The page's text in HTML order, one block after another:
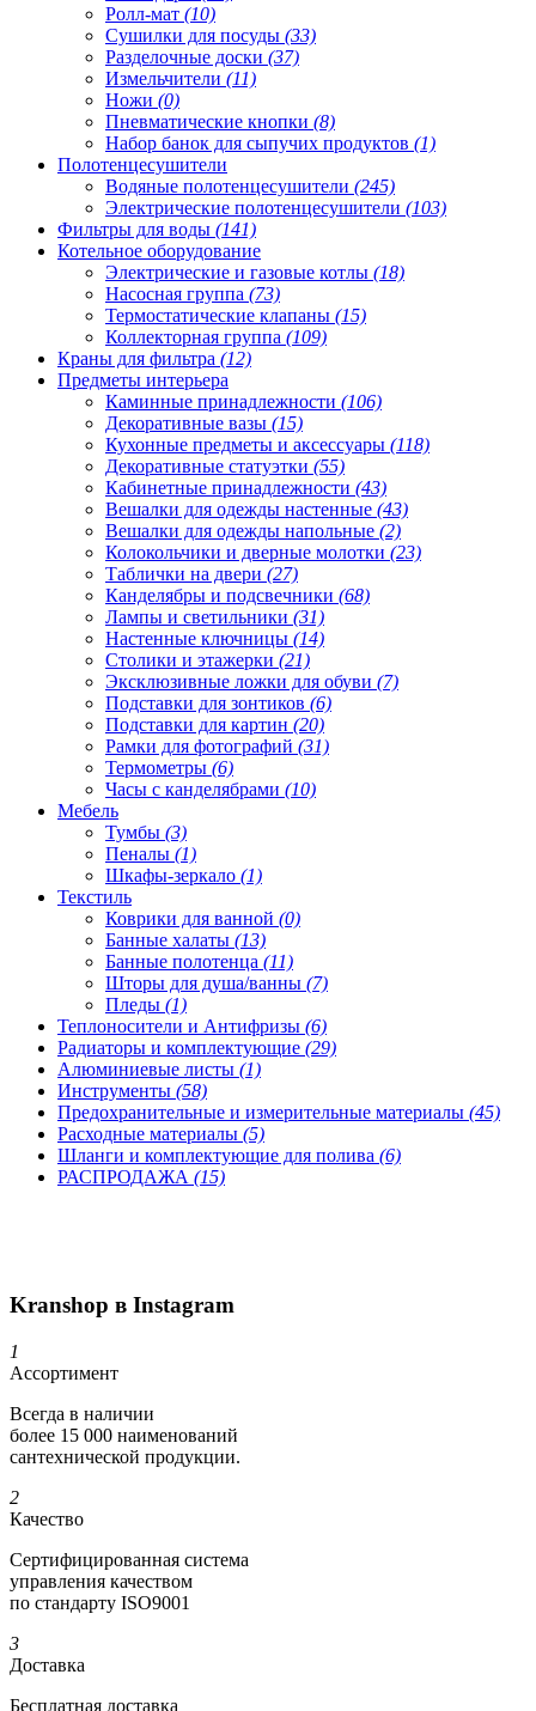
Ролл-мат (10)
Сушилки для посуды (33)
Разделочные доски (37)
Измельчители (11)
Ножи (0)
Пневматические кнопки (8)
Набор банок для сыпучих продуктов (1)
Полотенцесушители
Водяные полотенцесушители (245)
Электрические полотенцесушители (103)
Фильтры для воды (141)
Котельное оборудование
Электрические и газовые котлы (18)
Насосная группа (73)
Термостатические клапаны (15)
Коллекторная группа (109)
Краны для фильтра (12)
Предметы интерьера
Каминные принадлежности (106)
Декоративные вазы (15)
Кухонные предметы и аксессуары (118)
Декоративные статуэтки (55)
Кабинетные принадлежности (43)
Вешалки для одежды настенные (43)
Вешалки для одежды напольные (2)
Колокольчики и дверные молотки (23)
Таблички на двери (27)
Канделябры и подсвечники (68)
Лампы и светильники (31)
Настенные ключницы (14)
Столики и этажерки (21)
Эксклюзивные ложки для обуви (7)
Подставки для зонтиков (6)
Подставки для картин (20)
Рамки для фотографий (31)
Термометры (6)
Часы с канделябрами (10)
Мебель
Тумбы (3)
Пеналы (1)
Шкафы-зеркало (1)
Текстиль
Коврики для ванной (0)
Банные халаты (13)
Банные полотенца (11)
Шторы для душа/ванны (7)
Пледы (1)
Теплоносители и Антифризы (6)
Радиаторы и комплектующие (29)
Алюминиевые листы (1)
Инструменты (58)
Предохранительные и измерительные материалы (45)
Расходные материалы (5)
Шланги и комплектующие для полива (6)
РАСПРОДАЖА (15)
Kranshop в Instagram
1
Ассортимент
Всегда в наличии
более 15 000 наименований
сантехнической продукции.
2
Качество
Сертифициро­ванная система
управления качеством
по стандарту ISO9001
3
Доставка
Бесплатная доставка